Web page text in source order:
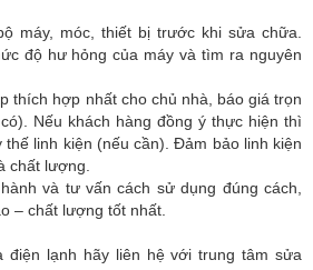
máy, móc, thiết bị trước khi sửa chữa.
độ hư hỏng của máy và tìm ra nguyên
thích hợp nhất cho chủ nhà, báo giá trọn
Nếu khách hàng đồng ý thực hiện thì
linh kiện (nếu cần). Đảm bảo linh kiện
chất lượng.
và tư vấn cách sử dụng đúng cách,
– chất lượng tốt nhất.
điện lạnh hãy liên hệ với trung tâm sửa